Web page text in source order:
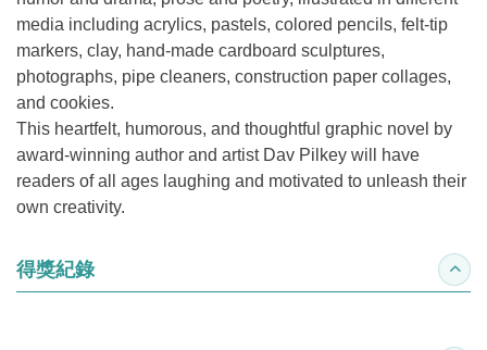
media including acrylics, pastels, colored pencils, felt-tip
markers, clay, hand-made cardboard sculptures,
photographs, pipe cleaners, construction paper collages,
and cookies.
This heartfelt, humorous, and thoughtful graphic novel by
award-winning author and artist Dav Pilkey will have
readers of all ages laughing and motivated to unleash their
own creativity.
得獎紀錄 收合